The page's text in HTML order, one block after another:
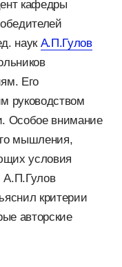
кафедры
наук А.П.Гулов
Его
руководством
Особое внимание
мышления,
условия
А.П.Гулов
критерии
авторские